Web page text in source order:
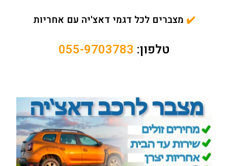
✔️ מצברים לכל דגמי דאצ'יה עם אחריות
טלפון: 055-9703783